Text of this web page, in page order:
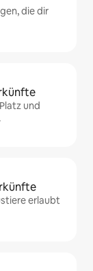
die dir
und
erlaubt